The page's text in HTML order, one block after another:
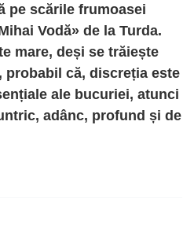
pe scările frumoasei
Vodă» de la Turda.
mare, deși se trăiește
că, discreția este
ale bucuriei, atunci
adânc, profund și de